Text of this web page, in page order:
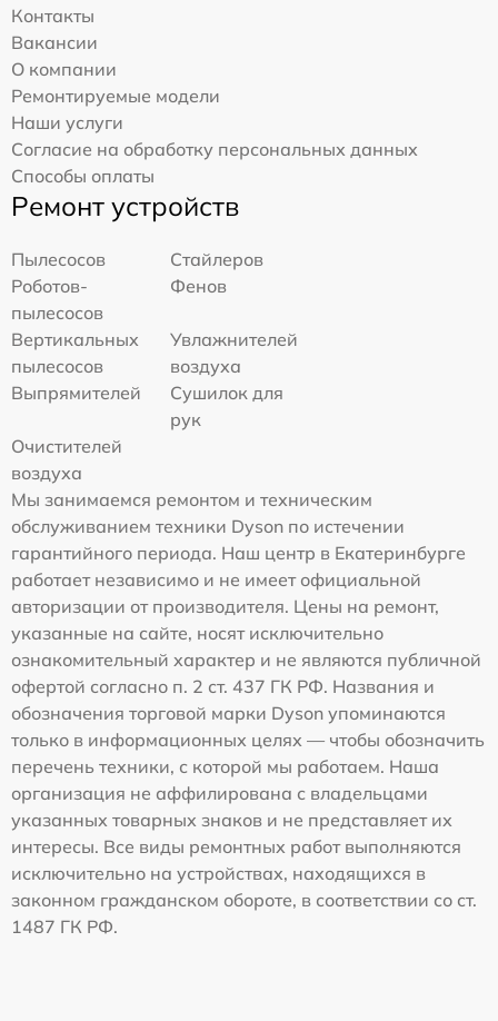
Контакты
Вакансии
О компании
Ремонтируемые модели
Наши услуги
Согласие на обработку персональных данных
Способы оплаты
Ремонт устройств
Пылесосов
Стайлеров
Роботов-
пылесосов
Фенов
Вертикальных
пылесосов
Увлажнителей
воздуха
Выпрямителей
Сушилок для
рук
Очистителей
воздуха
Мы занимаемся ремонтом и техническим
обслуживанием техники Dyson по истечении
гарантийного периода. Наш центр в Екатеринбурге
работает независимо и не имеет официальной
авторизации от производителя. Цены на ремонт,
указанные на сайте, носят исключительно
ознакомительный характер и не являются публичной
офертой согласно п. 2 ст. 437 ГК РФ. Названия и
обозначения торговой марки Dyson упоминаются
только в информационных целях — чтобы обозначить
перечень техники, с которой мы работаем. Наша
организация не аффилирована с владельцами
указанных товарных знаков и не представляет их
интересы. Все виды ремонтных работ выполняются
исключительно на устройствах, находящихся в
законном гражданском обороте, в соответствии со ст.
1487 ГК РФ.